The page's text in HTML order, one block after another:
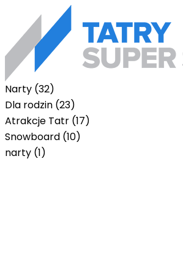
Narty (32)
Dla rodzin (23)
Atrakcje Tatr (17)
Snowboard (10)
narty (1)